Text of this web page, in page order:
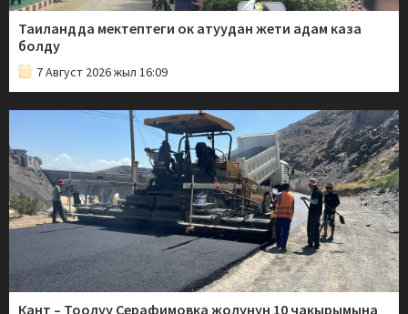
Таиландда мектептеги ок атуудан жети адам каза
болду
7 Август 2026 жыл 16:09
Кант – Тоолуу Серафимовка жолунун 10 чакырымына